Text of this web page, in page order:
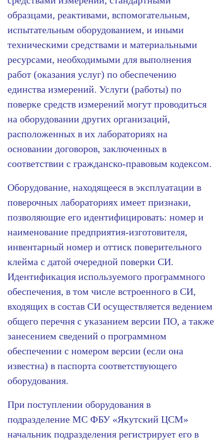
образцами, реактивами, вспомогательным,
испытательным оборудованием, и иными
техническими средствами и материальными
ресурсами, необходимыми для выполнения
работ (оказания услуг) по обеспечению
единства измерений. Услуги (работы) по
поверке средств измерений могут проводиться
на оборудовании других организаций,
расположенных в их лабораториях на
основании договоров, заключенных в
соответствии с гражданско-правовым кодексом.
Оборудование, находящееся в эксплуатации в
поверочных лабораториях имеет признаки,
позволяющие его идентифицировать: номер и
наименование предприятия-изготовителя,
инвентарный номер и оттиск поверительного
клейма с датой очередной поверки СИ.
Идентификация используемого программного
обеспечения, в том числе встроенного в СИ,
входящих в состав СИ осуществляется ведением
общего перечня с указанием версии ПО, а также
занесением сведений о программном
обеспечении с номером версии (если она
известна) в паспорта соответствующего
оборудования.
При поступлении оборудования в
подразделение МС ФБУ «Якутский ЦСМ»
начальник подразделения регистрирует его в